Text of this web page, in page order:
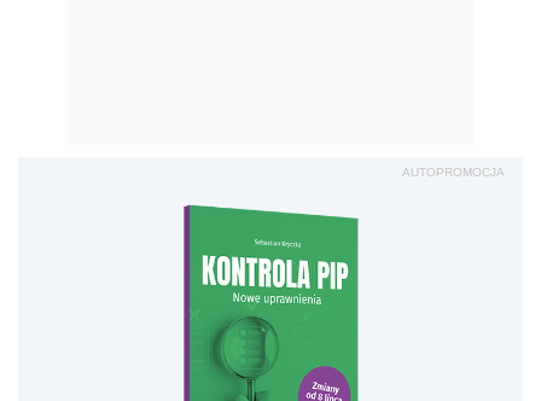
AUTOPROMOCJA